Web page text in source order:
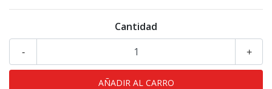
Cantidad
+
-